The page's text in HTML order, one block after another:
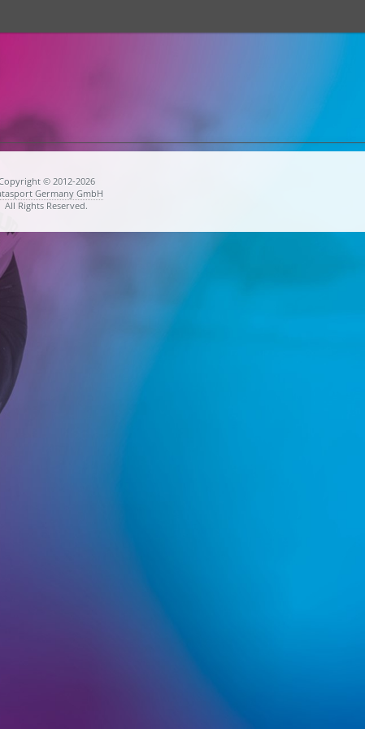
© 2012-2026
Germany GmbH
All Rights Reserved.